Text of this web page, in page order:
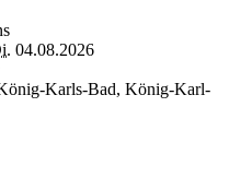
04.08.2026
Karls-Bad, König-Karl-